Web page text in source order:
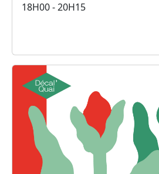
18H00 - 20H15